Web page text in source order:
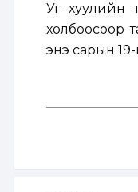
Уг хуулийн
холбоосоор
энэ сарын